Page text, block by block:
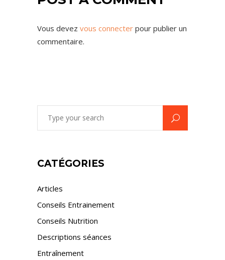
Vous devez vous connecter pour publier un
commentaire.
CATÉGORIES
Articles
Conseils Entrainement
Conseils Nutrition
Descriptions séances
Entraînement